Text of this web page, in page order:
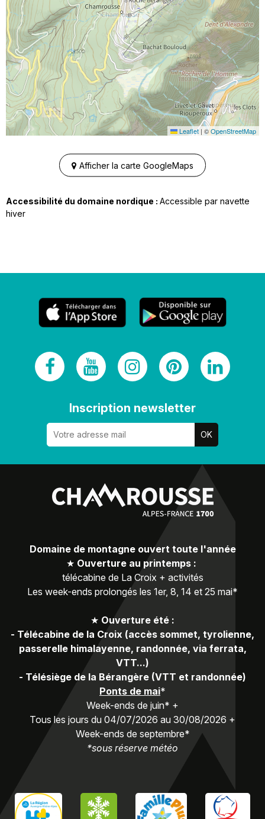
Leaflet | ©OpenStreetMap
Afficher la carte GoogleMaps
Accessibilité du domaine nordique : Accessible par navette
hiver
Inscription newsletter
Domaine de montagne ouvert toute l'année
★ Ouverture au printemps :
télécabine de La Croix + activités
Les week-ends prolongés les 1er, 8, 14 et 25 mai*
★ Ouverture été :
- Télécabine de la Croix (accès sommet, tyrolienne,
passerelle himalayenne, randonnée, via ferrata,
VTT...)
- Télésiège de la Bérangère (VTT et randonnée)
Ponts de mai*
Week-ends de juin* +
Tous les jours du 04/07/2026 au 30/08/2026 +
Week-ends de septembre*
*sous réserve météo